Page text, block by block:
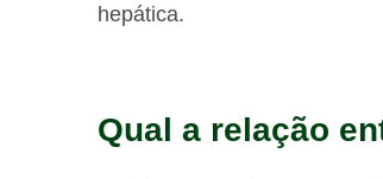
hepática.
Qual a relação